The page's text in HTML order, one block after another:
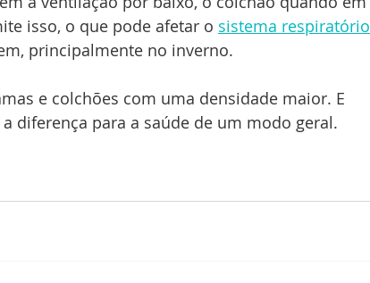
isso, o que pode afetar o sistema respiratório
principalmente no inverno.
e colchões com uma densidade maior. E
diferença para a saúde de um modo geral.